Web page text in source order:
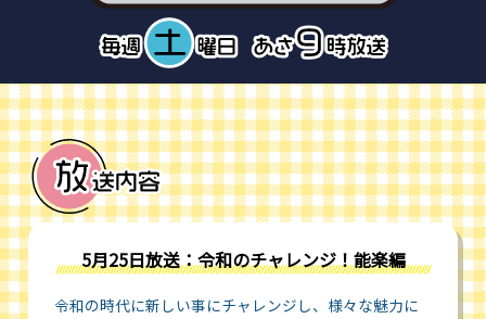
5月25日放送：令和のチャレンジ！能楽編
令和の時代に新しい事にチャレンジし、様々な魅力に